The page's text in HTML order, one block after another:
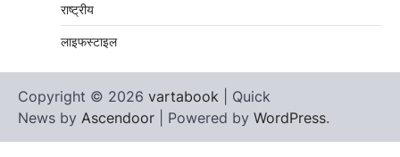
राष्ट्रीय
लाइफस्टाइल
Copyright © 2026 vartabook | Quick
News by Ascendoor | Powered by WordPress.